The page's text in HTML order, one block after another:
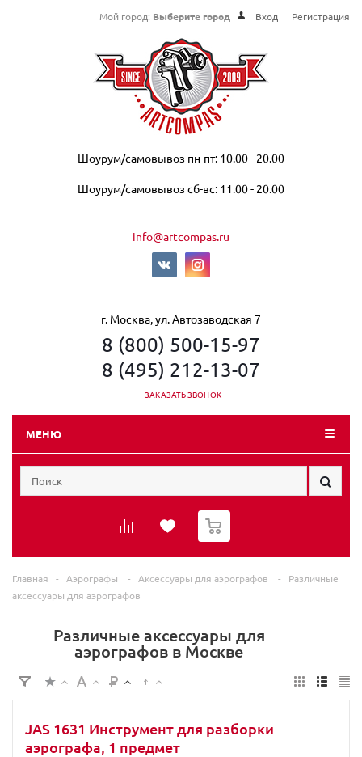
Мой город: Выберите город Вход Регистрация
Шоурум/самовывоз пн-пт: 10.00 - 20.00
Шоурум/самовывоз сб-вс: 11.00 - 20.00
info@artcompas.ru
г. Москва, ул. Автозаводская 7
8 (800) 500-15-97
8 (495) 212-13-07
ЗАКАЗАТЬ ЗВОНОК
МЕНЮ
0
Главная - Аэрографы - Аксессуары для аэрографов -
Различные
аксессуары для аэрографов
Различные аксессуары для
аэрографов в Москве
JAS 1631 Инструмент для разборки
аэрографа, 1 предмет